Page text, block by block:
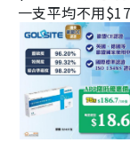
一支平均不用